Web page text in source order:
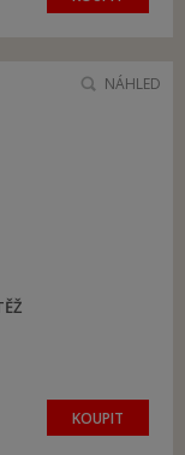
KOUPIT
NÁHLED